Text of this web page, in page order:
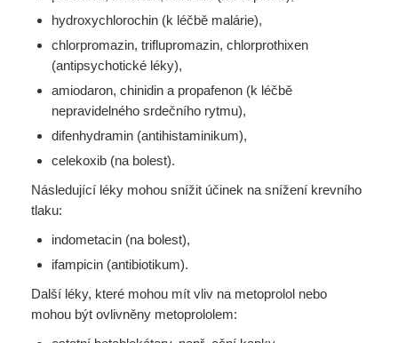
hydroxychlorochin (k léčbě malárie),
chlorpromazin, triflupromazin, chlorprothixen
(antipsychotické léky),
amiodaron, chinidin a propafenon (k léčbě
nepravidelného srdečního rytmu),
difenhydramin (antihistaminikum),
celekoxib (na bolest).
Následující léky mohou snížit účinek na snížení krevního
tlaku:
indometacin (na bolest),
ifampicin (antibiotikum).
Další léky, které mohou mít vliv na metoprolol nebo
mohou být ovlivněny metoprololem: